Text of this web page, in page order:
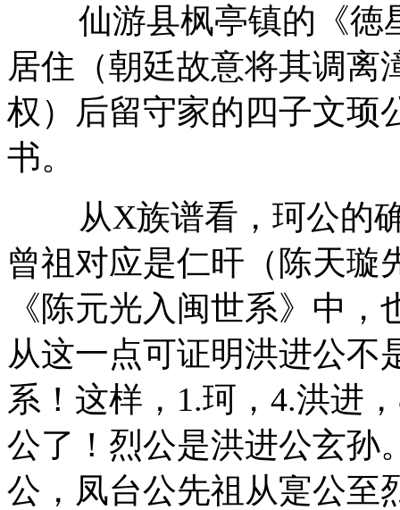
仙游县枫亭镇的《徳
居住（朝廷故意将其调离
权）后留守家的四子文顼
书。
从X族谱看，珂公的
曾祖对应是仁旰（陈天璇
《陈元光入闽世系》中
从这一点可证明洪进公不
系！这样， 1.珂， 4.洪进，
公了！烈公是洪进公玄
公，凤台公先祖从寔公至